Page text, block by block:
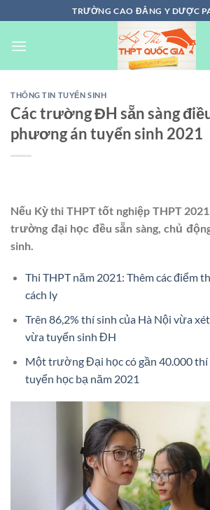
đến
nội
TRƯỜNG CAO ĐẲNG Y DƯỢC
THÔNG TIN TUYỂN SINH
Các trường ĐH sẵn sàng
phương án tuyển sinh 2021
Nếu Kỳ thi THPT tốt nghiệp THPT
trường đại học đều sẵn sàng, chủ
sinh.
Thi THPT năm 2021: Thêm các điểm
cách ly
Trên 86,2% thí sinh của Hà Nội vừa
vừa tuyển sinh ĐH
Một trường Đại học có gần 40.000 thí
tuyển học bạ năm 2021